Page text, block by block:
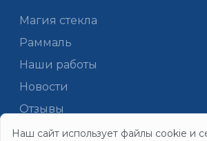
Магия стекла
Раммаль
Наши работы
Новости
Отзывы
Документы
Наш сайт использует файлы cookie и